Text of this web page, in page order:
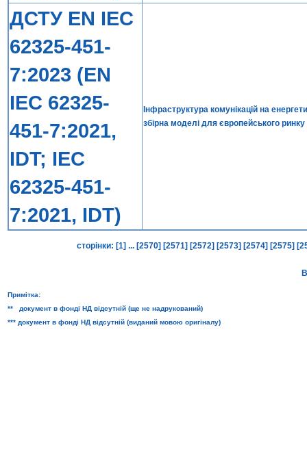
ДСТУ EN IEC
62325-451-
7:2023 (EN
IEC 62325-
451-7:2021,
IDT; IEC
62325-451-
7:2021, IDT)
Інфраструктура комунікацій на
збірна моделі для європейського ринку
сторінки: [1] ... [2570] [2571] [2572] [2573] [2574] [2575]
Примітка:
** документ в фонді НД відсутній (ще не надрукований)
*** документ в фонді НД відсутній (виданий мовою оригіналу)